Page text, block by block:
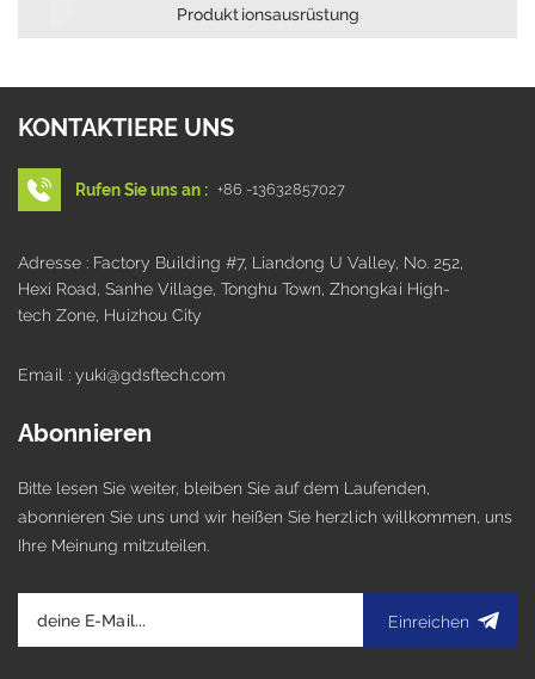
Produktionsausrüstung
KONTAKTIERE UNS
Rufen Sie uns an : +86 -13632857027
Adresse : Factory Building #7, Liandong U Valley, No. 252,
Hexi Road, Sanhe Village, Tonghu Town, Zhongkai High-
tech Zone, Huizhou City
Email : yuki@gdsftech.com
Abonnieren
Bitte lesen Sie weiter, bleiben Sie auf dem Laufenden,
abonnieren Sie uns und wir heißen Sie herzlich willkommen, uns
Ihre Meinung mitzuteilen.
Einreichen